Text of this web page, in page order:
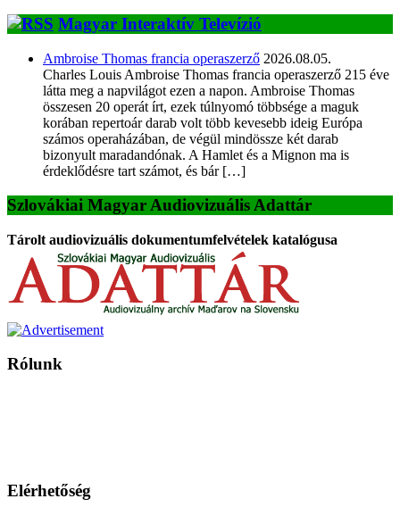
Magyar Interaktív Televízió
Ambroise Thomas francia operaszerző 2026.08.05.
Charles Louis Ambroise Thomas francia operaszerző 215 éve
látta meg a napvilágot ezen a napon. Ambroise Thomas
összesen 20 operát írt, ezek túlnyomó többsége a maguk
korában repertoár darab volt több kevesebb ideig Európa
számos operaházában, de végül mindössze két darab
bizonyult maradandónak. A Hamlet és a Mignon ma is
érdeklődésre tart számot, és bár […]
Szlovákiai Magyar Audiovizuális Adattár
Tárolt audiovizuális dokumentumfelvételek katalógusa
Rólunk
Elérhetőség